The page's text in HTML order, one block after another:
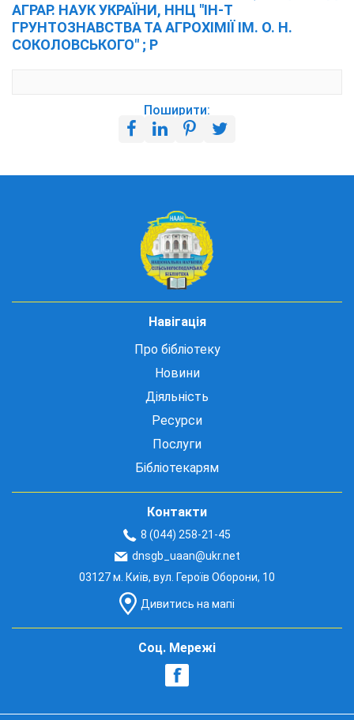
АГРАР. НАУК УКРАЇНИ, ННЦ "ІН-Т
ГРУНТОЗНАВСТВА ТА АГРОХІМІЇ ІМ. О. Н.
СОКОЛОВСЬКОГО" ; Р
Поширити:
Навігація
Про бібліотеку
Новини
Діяльність
Ресурси
Послуги
Бібліотекарям
Контакти
8 (044) 258-21-45
dnsgb_uaan@ukr.net
03127 м. Київ, вул. Героїв Оборони, 10
Дивитись на мапі
Соц. Мережі